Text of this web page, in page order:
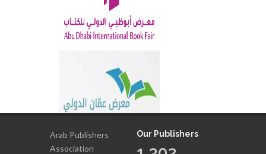
Arab Publishers
Association
Our Publishers